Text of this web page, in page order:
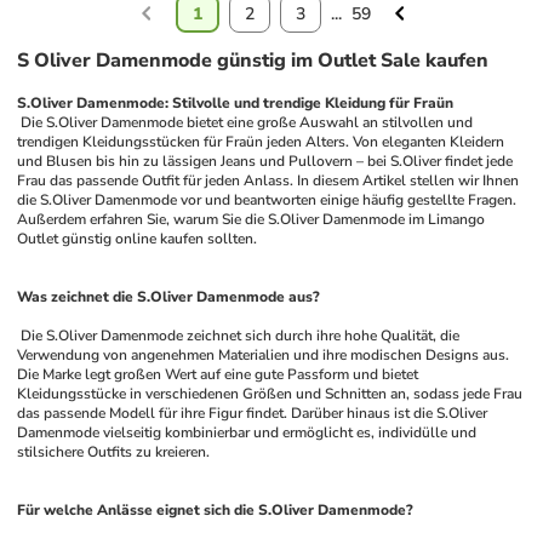
1 2 3 ... 59
S Oliver Damenmode günstig im Outlet Sale kaufen
S.Oliver Damenmode: Stilvolle und trendige Kleidung für Fraün
trendigen Kleidungsstücken für Fraün jeden Alters. Von eleganten Kleidern
und Blusen bis hin zu lässigen Jeans und Pullovern – bei S.Oliver findet jede
Frau das passende Outfit für jeden Anlass. In diesem Artikel stellen wir Ihnen
die S.Oliver Damenmode vor und beantworten einige häufig gestellte Fragen.
Außerdem erfahren Sie, warum Sie die S.Oliver Damenmode im Limango
Outlet günstig online kaufen sollten.
Was zeichnet die S.Oliver Damenmode aus?
Verwendung von angenehmen Materialien und ihre modischen Designs aus.
Die Marke legt großen Wert auf eine gute Passform und bietet
Kleidungsstücke in verschiedenen Größen und Schnitten an, sodass jede Frau
das passende Modell für ihre Figur findet. Darüber hinaus ist die S.Oliver
Damenmode vielseitig kombinierbar und ermöglicht es, individülle und
stilsichere Outfits zu kreieren.
Für welche Anlässe eignet sich die S.Oliver Damenmode?